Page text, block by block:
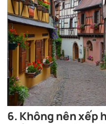
6. Không nên xếp